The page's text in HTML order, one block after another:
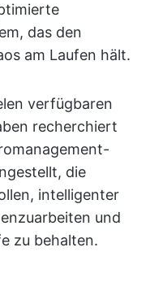
das den
am Laufen hält.
verfügbaren
recherchiert
die
intelligenter
und
zu behalten.